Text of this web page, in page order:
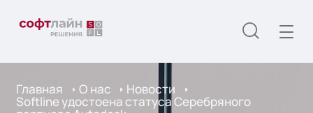
Главная О нас Новости
Softline удостоена статуса Серебряного